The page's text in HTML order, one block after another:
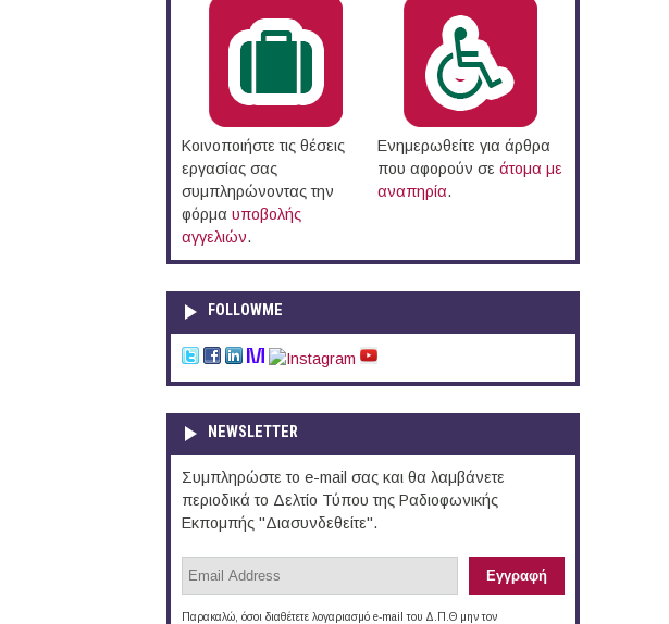
Κοινοποιήστε τις θέσεις
εργασίας σας
συμπληρώνοντας την
φόρμα υποβολής
αγγελιών.
Ενημερωθείτε για άρθρα
που αφορούν σε άτομα με
αναπηρία.
FOLLOWME
NEWSLETTER
Συμπληρώστε το e-mail σας και θα λαμβάνετε
περιοδικά το Δελτίο Τύπου της Ραδιοφωνικής
Εκπομπής "Διασυνδεθείτε".
Παρακαλώ, όσοι διαθέτετε λογαριασμό e-mail του Δ.Π.Θ μην τον